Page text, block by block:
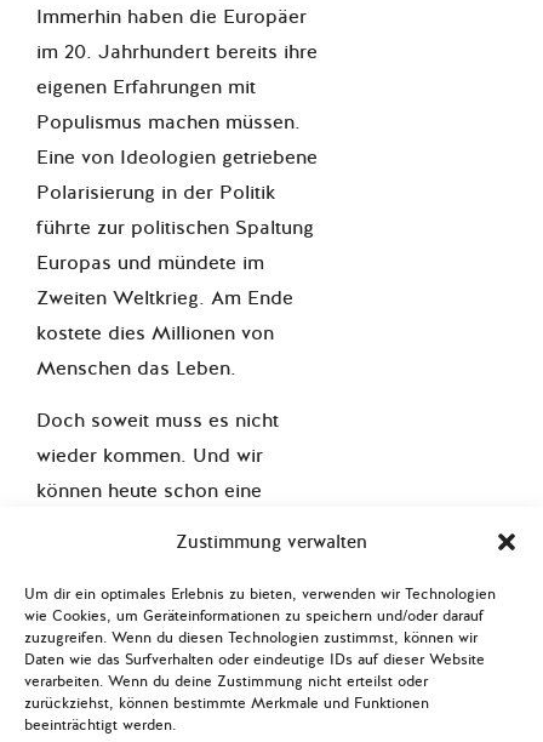
Zustimmung verwalten
Um dir ein optimales Erlebnis zu bieten, verwenden wir Technologien
wie Cookies, um Geräteinformationen zu speichern und/oder darauf
zuzugreifen. Wenn du diesen Technologien zustimmst, können wir
Daten wie das Surfverhalten oder eindeutige IDs auf dieser Website
verarbeiten. Wenn du deine Zustimmung nicht erteilst oder
zurückziehst, können bestimmte Merkmale und Funktionen
beeinträchtigt werden.
Immerhin haben die Europäer
im 20. Jahrhundert bereits ihre
eigenen Erfahrungen mit
Populismus machen müssen.
Eine von Ideologien getriebene
Polarisierung in der Politik
führte zur politischen Spaltung
Europas und mündete im
Zweiten Weltkrieg. Am Ende
kostete dies Millionen von
Menschen das Leben.
Doch soweit muss es nicht
wieder kommen. Und wir
können heute schon eine
steigt – sowohl bei den
Landtagswahlen in
Deutschlandals auch bei den
letzten